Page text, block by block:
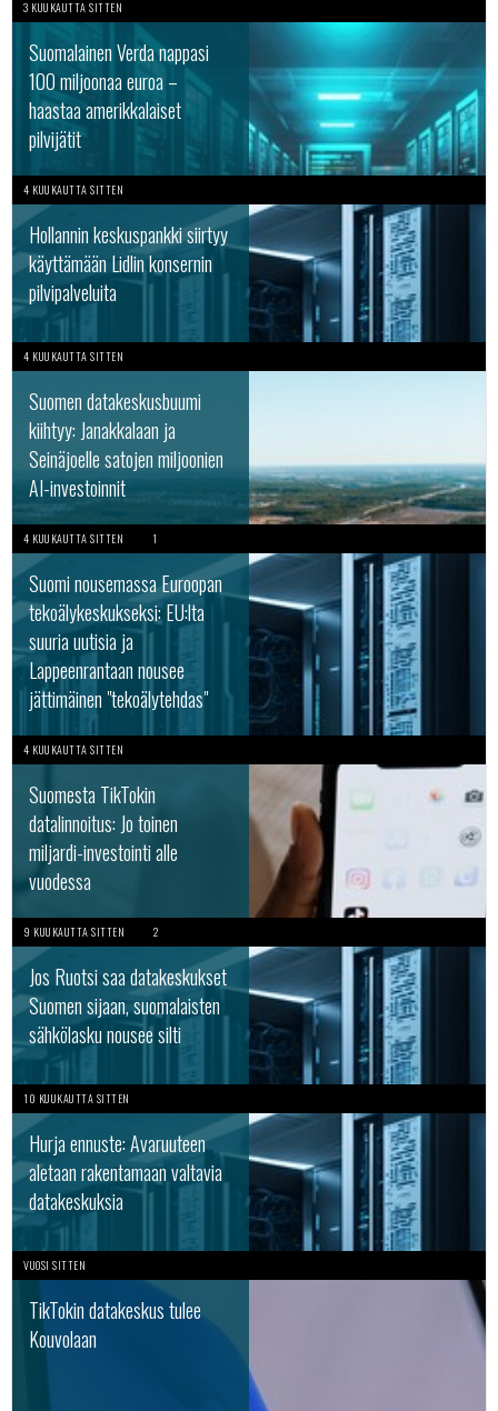
3 KUUKAUTTA SITTEN
Suomalainen Verda nappasi
100 miljoonaa euroa –
haastaa amerikkalaiset
pilvijätit
4 KUUKAUTTA SITTEN
Hollannin keskuspankki siirtyy
käyttämään Lidlin konsernin
pilvipalveluita
4 KUUKAUTTA SITTEN
Suomen datakeskusbuumi
kiihtyy: Janakkalaan ja
Seinäjoelle satojen miljoonien
AI-investoinnit
4 KUUKAUTTA SITTEN 1
Suomi nousemassa Euroopan
tekoälykeskukseksi: EU:lta
suuria uutisia ja
Lappeenrantaan nousee
jättimäinen "tekoälytehdas"
4 KUUKAUTTA SITTEN
Suomesta TikTokin
datalinnoitus: Jo toinen
miljardi-investointi alle
vuodessa
9 KUUKAUTTA SITTEN 2
Jos Ruotsi saa datakeskukset
Suomen sijaan, suomalaisten
sähkölasku nousee silti
10 KUUKAUTTA SITTEN
Hurja ennuste: Avaruuteen
aletaan rakentamaan valtavia
datakeskuksia
VUOSI SITTEN
TikTokin datakeskus tulee
Kouvolaan